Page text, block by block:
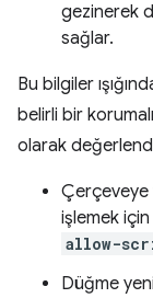
gezinerek
sağlar.
Bu bilgiler
belirli bir
olarak
Çerçeveye
işlemek için
allow-
Düğme